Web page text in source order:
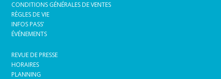
CONDITIONS GÉNÉRALES DE VENTES
RÈGLES DE VIE
INFOS PASS’
ÉVÉNEMENTS
REVUE DE PRESSE
HORAIRES
PLANNING